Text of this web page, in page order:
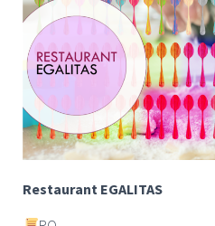
Restaurant EGALITAS